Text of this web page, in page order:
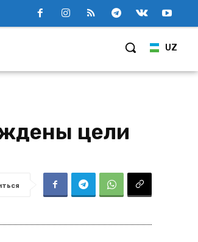
UZ
цели